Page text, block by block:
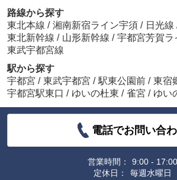
路線から探す
東北本線 / 湘南新宿ライン宇須 / 日光線
東北新幹線 / 山形新幹線 / 宇都宮芳賀ラ
東武宇都宮線
駅から探す
宇都宮 / 東武宇都宮 / 駅東公園前 / 東宿
宇都宮駅東口 / ゆいの杜東 / 雀宮 / ゆい
電話でお問い合
営業時間：
9:00 - 17:00
定休日：
毎週水曜日